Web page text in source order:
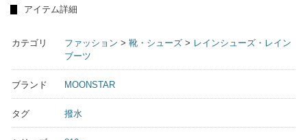
アイテム詳細
カテゴリ ファッション > 靴・シューズ > レインシューズ・レイン
ブーツ
ブランド MOONSTAR
タグ 撥水